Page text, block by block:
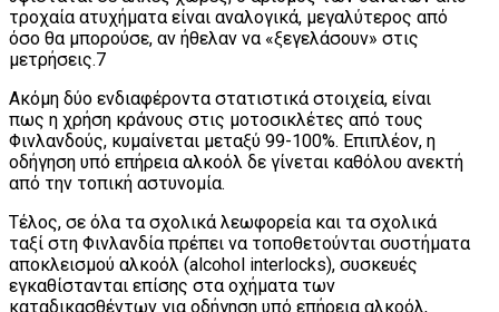
τροχαία ατυχήματα είναι αναλογικά, μεγαλύτερος από
όσο θα μπορούσε, αν ήθελαν να «ξεγελάσουν» στις
μετρήσεις.7
Ακόμη δύο ενδιαφέροντα στατιστικά στοιχεία, είναι
πως η χρήση κράνους στις μοτοσικλέτες από τους
Φινλανδούς, κυμαίνεται μεταξύ 99-100%. Επιπλέον, η
οδήγηση υπό επήρεια αλκοόλ δε γίνεται καθόλου ανεκτή
από την τοπική αστυνομία.
Τέλος, σε όλα τα σχολικά λεωφορεία και τα σχολικά
ταξί στη Φινλανδία πρέπει να τοποθετούνται συστήματα
αποκλεισμού αλκοόλ (alcohol interlocks), συσκευές
εγκαθίστανται επίσης στα οχήματα των
καταδικασθέντων για οδήγηση υπό επήρεια αλκοόλ,